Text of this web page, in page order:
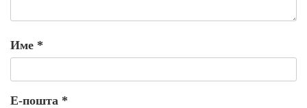
Име *
Е-пошта *